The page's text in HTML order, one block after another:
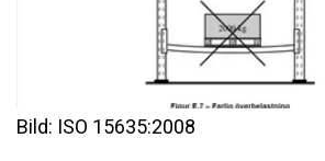
Bild: ISO 15635:2008